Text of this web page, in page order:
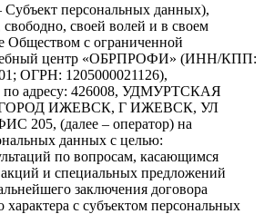
персональных данных),
свободно, своей волей и в своем
Обществом с ограниченной
центр «ОБРПРОФИ» (ИНН/КПП:
ОГРН: 1205000021126),
по адресу: 426008, УДМУРТСКАЯ
ИЖЕВСК, Г ИЖЕВСК, УЛ
205, (далее – оператор) на
данных с целью:
по вопросам, касающимся
акций и специальных предложений
заключения договора
характера с субъектом персональных